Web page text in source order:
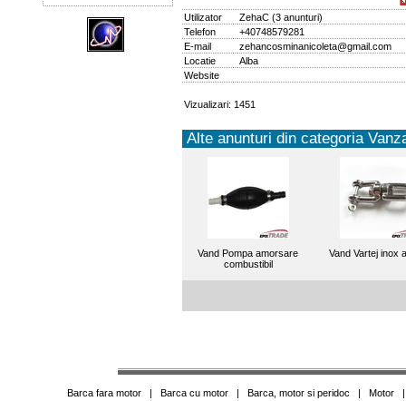
Utilizator ZehaC(3 anunturi)
Telefon
+40748579281
E-mail
zehancosminanicoleta@gmail.com
Locatie
Alba
Website
Vizualizari: 1451
Alte anunturi din categoria
Vand Pompa amorsare
combustibil
Vand Vartej inox
Barca fara motor| Barca cu motor| Barca, motor si peridoc | Motor